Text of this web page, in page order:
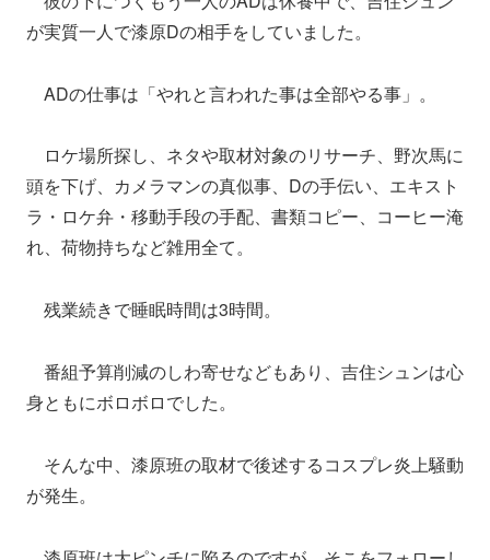
が実質一人で漆原Dの相手をしていました。
ADの仕事は「やれと言われた事は全部やる事」。
ロケ場所探し、ネタや取材対象のリサーチ、野次馬に
頭を下げ、カメラマンの真似事、Dの手伝い、エキスト
ラ・ロケ弁・移動手段の手配、書類コピー、コーヒー淹
れ、荷物持ちなど雑用全て。
残業続きで睡眠時間は3時間。
番組予算削減のしわ寄せなどもあり、吉住シュンは心
身ともにボロボロでした。
そんな中、漆原班の取材で後述するコスプレ炎上騒動
が発生。